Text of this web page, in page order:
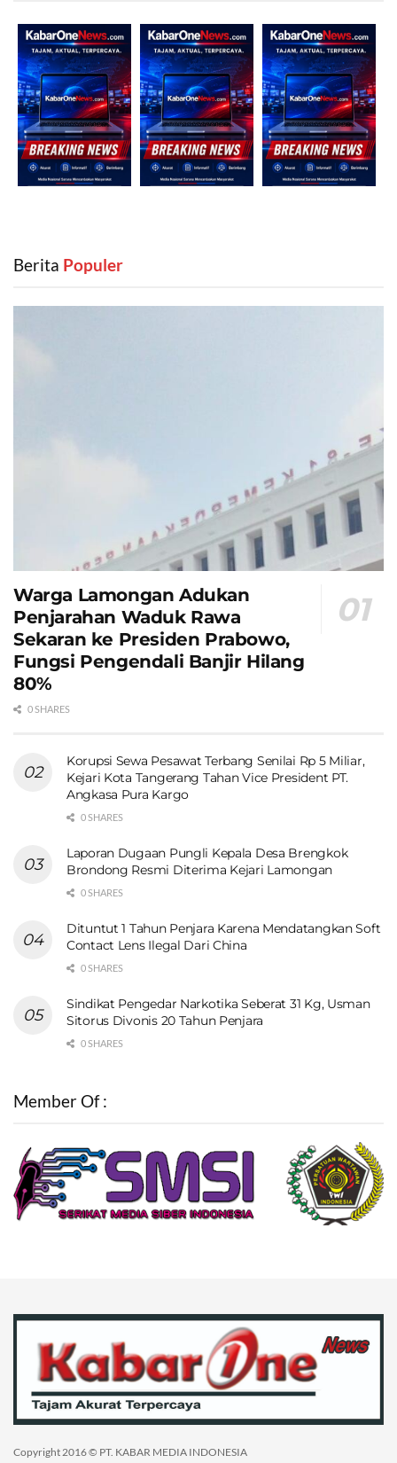
Berita ‎ Populer
Warga Lamongan Adukan
Penjarahan Waduk Rawa
Sekaran ke Presiden Prabowo,
Fungsi Pengendali Banjir Hilang
80%
0 SHARES
Korupsi Sewa Pesawat Terbang Senilai Rp 5 Miliar,
Kejari Kota Tangerang Tahan Vice President PT.
Angkasa Pura Kargo
0 SHARES
Laporan Dugaan Pungli Kepala Desa Brengkok
Brondong Resmi Diterima Kejari Lamongan
0 SHARES
Dituntut 1 Tahun Penjara Karena Mendatangkan Soft
Contact Lens Ilegal Dari China
0 SHARES
Sindikat Pengedar Narkotika Seberat 31 Kg, Usman
Sitorus Divonis 20 Tahun Penjara
0 SHARES
Member Of :
Copyright 2016 © PT. KABAR MEDIA INDONESIA